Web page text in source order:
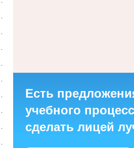
Есть
учебного
сделать лицей